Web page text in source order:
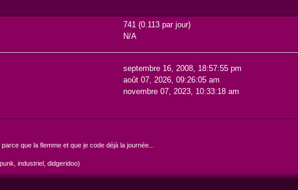
741 (0.113 par jour)
N/A
septembre 16, 2008, 18:57:55 pm
août 07, 2026, 09:26:05 am
novembre 07, 2023, 10:33:18 am
que la flemme et que je code déjà la journée...
industriel, didgeridoo)